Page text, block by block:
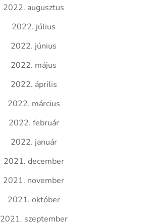
2022. augusztus
2022. július
2022. június
2022. május
2022. április
2022. március
2022. február
2022. január
2021. december
2021. november
2021. október
2021. szeptember